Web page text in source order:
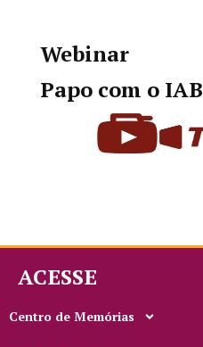
Webinar
Papo com o IAB
ACESSE
Centro de Memórias